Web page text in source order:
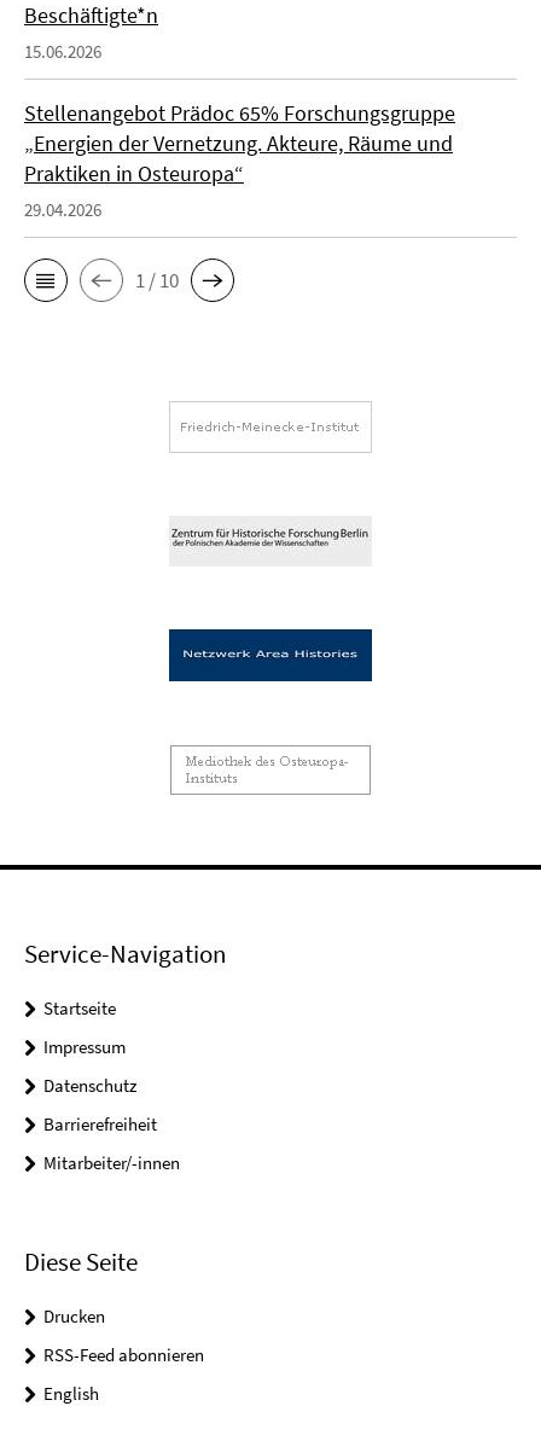
Beschäftigte*n
15.06.2026
Stellenangebot Prädoc 65% Forschungsgruppe
„Energien der Vernetzung. Akteure, Räume und
Praktiken in Osteuropa“
29.04.2026
1 / 10
Service-Navigation
Startseite
Impressum
Datenschutz
Barrierefreiheit
Mitarbeiter/-innen
Diese Seite
Drucken
RSS-Feed abonnieren
English